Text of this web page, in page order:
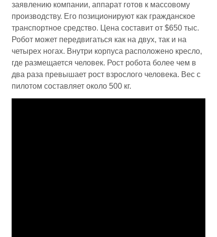
заявлению компании, аппарат готов к массовому
производству. Его позиционируют как гражданское
транспортное средство. Цена составит от $650 тыс.
Робот может передвигаться как на двух, так и на
четырех ногах. Внутри корпуса расположено кресло,
где размещается человек. Рост робота более чем в
два раза превышает рост взрослого человека. Вес с
пилотом составляет около 500 кг.